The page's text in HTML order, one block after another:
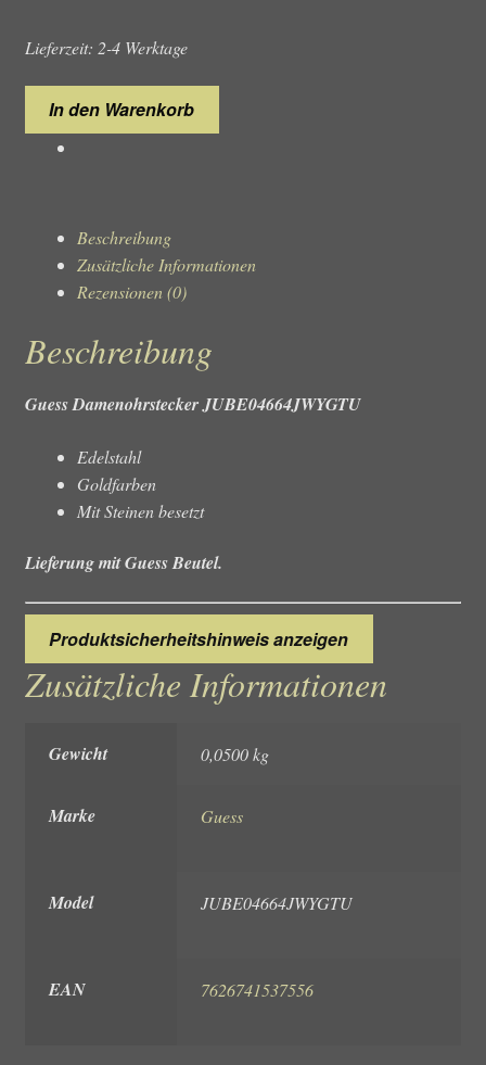
Lieferzeit: 2-4 Werktage
Guess
JUBE04664JWYGTU
In den Warenkorb
Beschreibung
Zusätzliche Informationen
Rezensionen (0)
Beschreibung
Guess Damenohrstecker JUBE04664JWYGTU
Edelstahl
Goldfarben
Mit Steinen besetzt
Lieferung mit Guess Beutel.
Produktsicherheitshinweis anzeigen
Zusätzliche Informationen
Gewicht 0,0500 kg
Marke Guess
Model JUBE04664JWYGTU
EAN 7626741537556